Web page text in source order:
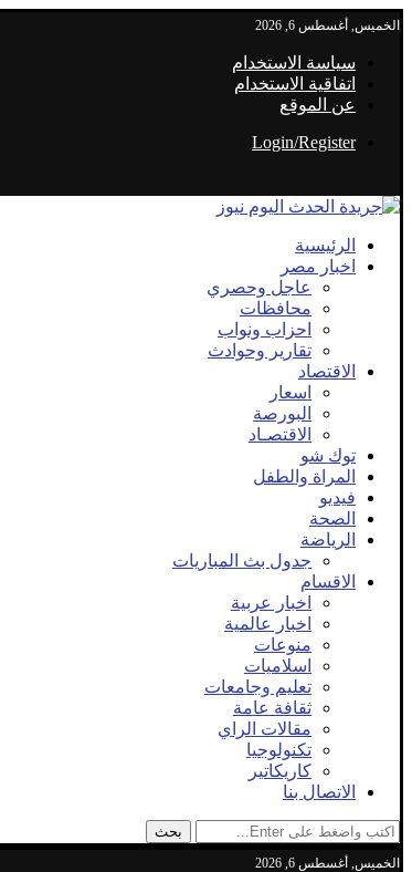
الخميس, أغسطس 6, 2026
سياسة الاستخدام
اتفاقية الاستخدام
عن الموقع
Login/Register
الرئيسية
اخبار مصر
عاجل وحصري
محافظات
احزاب ونواب
تقارير وحوادث
الاقتصاد
اسعار
البورصة
الاقتصـاد
توك شو
المراة والطفل
فيديو
الصحة
الرياضة
جدول بث المباريات
الاقسام
اخبار عربية
اخبار عالمية
منوعات
اسلاميات
تعليم وجامعات
ثقافة عامة
مقالات الراي
تكنولوجيا
كاريكاتير
الاتصال بنا
بحث
الخميس, أغسطس 6, 2026